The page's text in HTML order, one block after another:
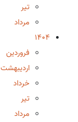
تیر
مرداد
1404
فروردین
اردیبهشت
خرداد
تیر
مرداد